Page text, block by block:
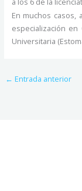
En muchos casos,
especialización en
Universitaria
← Entrada anterior